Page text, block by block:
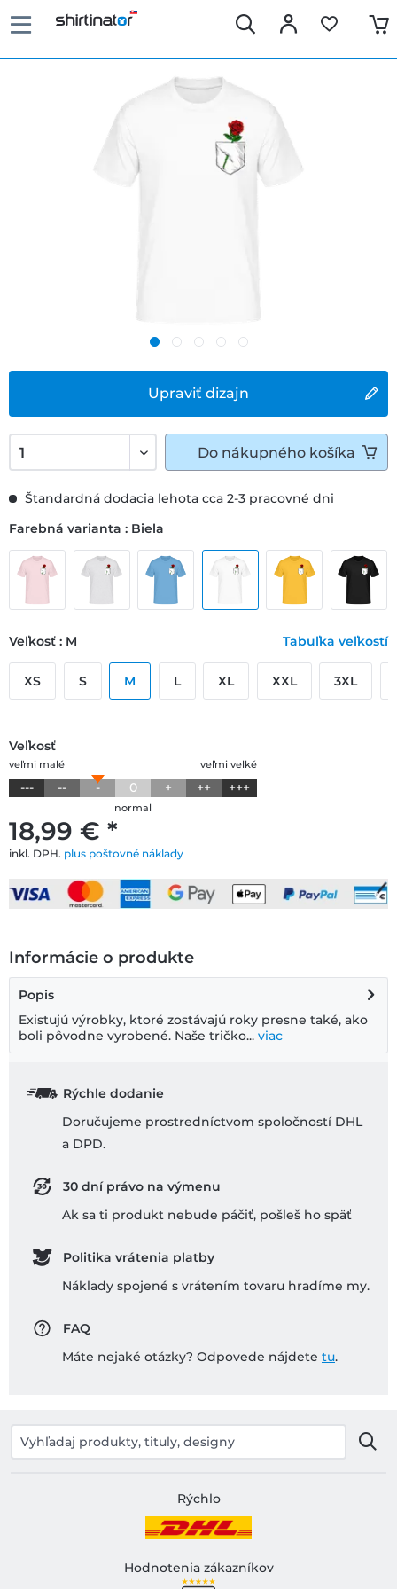
Upraviť dizajn
18,99 € *
inkl. DPH. plus poštovné náklady
Štandardná dodacia lehota cca 2-3 pracovné dni
Farebná varianta : Biela
Veľkosť : M Tabuľka veľkostí
XS S M L XL XXL 3XL
Veľkosť
veľmi veľké
veľmi malé
--- -- - 0 + ++ +++
normal
Do nákupného košíka
Informácie o produkte
Popis
Existujú výrobky, ktoré zostávajú roky presne také, ako
boli pôvodne vyrobené. Naše tričko... viac
Rýchle dodanie
Doručujeme prostredníctvom spoločností DHL
a DPD.
30 dní právo na výmenu
Ak sa ti produkt nebude páčiť, pošleš ho späť
Politika vrátenia platby
Náklady spojené s vrátením tovaru hradíme my.
FAQ
Máte nejaké otázky? Odpovede nájdete tu.
Rýchlo
Hodnotenia zákazníkov